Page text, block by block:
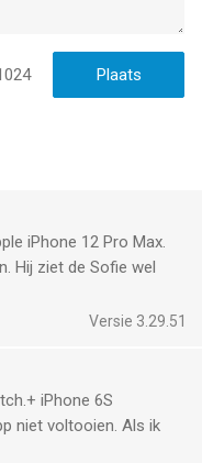
iPhone 12 Pro Max.
Hij ziet de Sofie wel
hij niet kan koppelen.
Pro doet dan koppel hij
Versie 3.29.51
iPhone 6S
niet voltooien. Als ik
geef voor lokale